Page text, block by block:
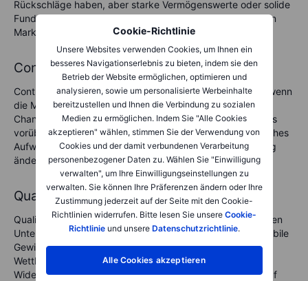
Cookie-Richtlinie
Unsere Websites verwenden Cookies, um Ihnen ein
besseres Navigationserlebnis zu bieten, indem sie den
Betrieb der Website ermöglichen, optimieren und
analysieren, sowie um personalisierte Werbeinhalte
bereitzustellen und Ihnen die Verbindung zu sozialen
Medien zu ermöglichen. Indem Sie "Alle Cookies
akzeptieren" wählen, stimmen Sie der Verwendung von
Cookies und der damit verbundenen Verarbeitung
personenbezogener Daten zu. Wählen Sie "Einwilligung
verwalten", um Ihre Einwilligungseinstellungen zu
verwalten. Sie können Ihre Präferenzen ändern oder Ihre
Zustimmung jederzeit auf der Seite mit den Cookie-
Richtlinien widerrufen. Bitte lesen Sie unsere Cookie-
Richtlinieund unsere Datenschutzrichtlinie.
Alle Cookies akzeptieren
Rückschläge haben, aber starke Vermögenswerte oder solide
Fundamentaldaten besitzen. Ziel ist es, von einer späteren
Marktanerkennung des wahren Werts zu profitieren.
Contrarian‑Investing
Contrarian‑Investorinnen und ‑Investoren kaufen Aktien, wenn
die Marktstimmung pessimistisch ist, und nutzen damit
Chancen, die andere übersehen. Die Annahme lautet, dass
vorübergehend unpopuläre Aktien oder Sektoren erhebliches
Aufwärtspotenzial haben können, wenn sich die Stimmung
ändert.
Quality‑Investing
Quality‑Investing konzentriert sich auf Anteile an etablierten
Unternehmen mit soliden Fundamentaldaten, darunter stabile
Gewinne, konstante Cashflows und nachhaltige
Wettbewerbsvorteile. Diese Strategie setzt auf
Widerstandsfähigkeit und langfristiges Wachstum statt auf